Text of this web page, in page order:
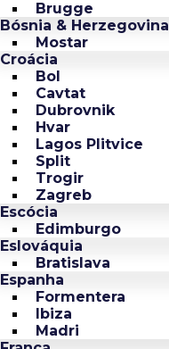
Brugge
Bósnia & Herzegovina
Mostar
Croácia
Bol
Cavtat
Dubrovnik
Hvar
Lagos Plitvice
Split
Trogir
Zagreb
Escócia
Edimburgo
Eslováquia
Bratislava
Espanha
Formentera
Ibiza
Madri